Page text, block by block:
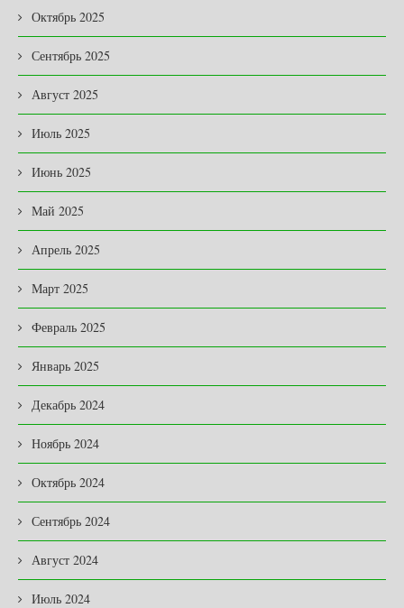
Октябрь 2025
Сентябрь 2025
Август 2025
Июль 2025
Июнь 2025
Май 2025
Апрель 2025
Март 2025
Февраль 2025
Январь 2025
Декабрь 2024
Ноябрь 2024
Октябрь 2024
Сентябрь 2024
Август 2024
Июль 2024